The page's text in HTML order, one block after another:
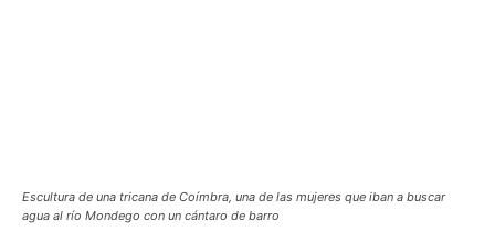
Escultura de una tricana de Coímbra, una de las mujeres que iban a buscar
agua al río Mondego con un cántaro de barro